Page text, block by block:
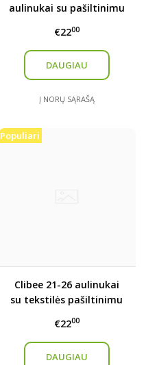
aulinukai su pašiltinimu
€2200
DAUGIAU
Į NORŲ SĄRAŠĄ
Populiari
Clibee 21-26 aulinukai
su tekstilės pašiltinimu
€2200
DAUGIAU